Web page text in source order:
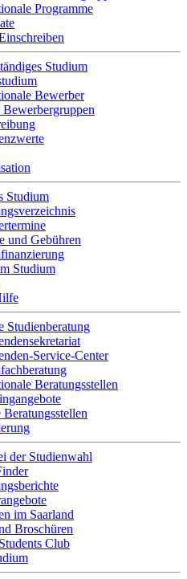
Programme
Studium
Bewerber
Bewerbergruppen
Studium
und Gebühren
Studium
Studienberatung
Service-Center
Beratungsstellen
Beratungsstellen
der Studienwahl
im Saarland
Broschüren
Club